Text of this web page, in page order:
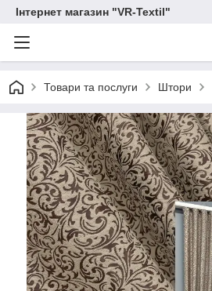
Інтернет магазин "VR-Textil"
Товари та послуги Штори